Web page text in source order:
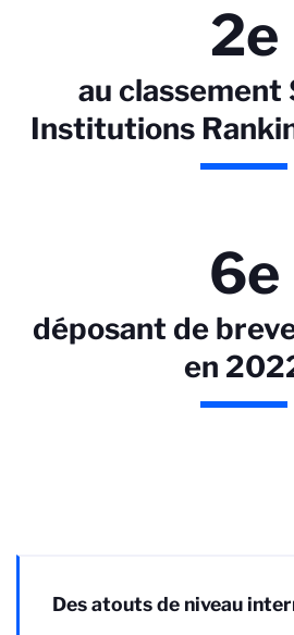
2e
au classement
Institutions
6e
déposant de
en
Des atouts de niveau